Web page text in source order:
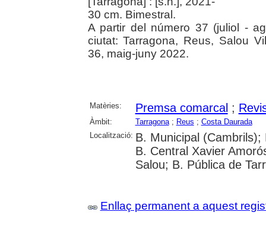
30 cm. Bimestral.
A partir del número 37 (juliol -
ciutat: Tarragona, Reus, Salou
36, maig-juny 2022.
Matèries: Premsa comarcal ;
Àmbit: Tarragona; Reus ; Costa Daurada
Localització: B. Municipal
B. Central Xavier
Salou; B. Pública de
Enllaç permanent a aquest